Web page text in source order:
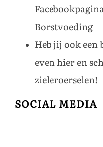
Borstvoeding
Heb jij ook een
even hieren
zieleroerselen!
SOCIAL MEDIA